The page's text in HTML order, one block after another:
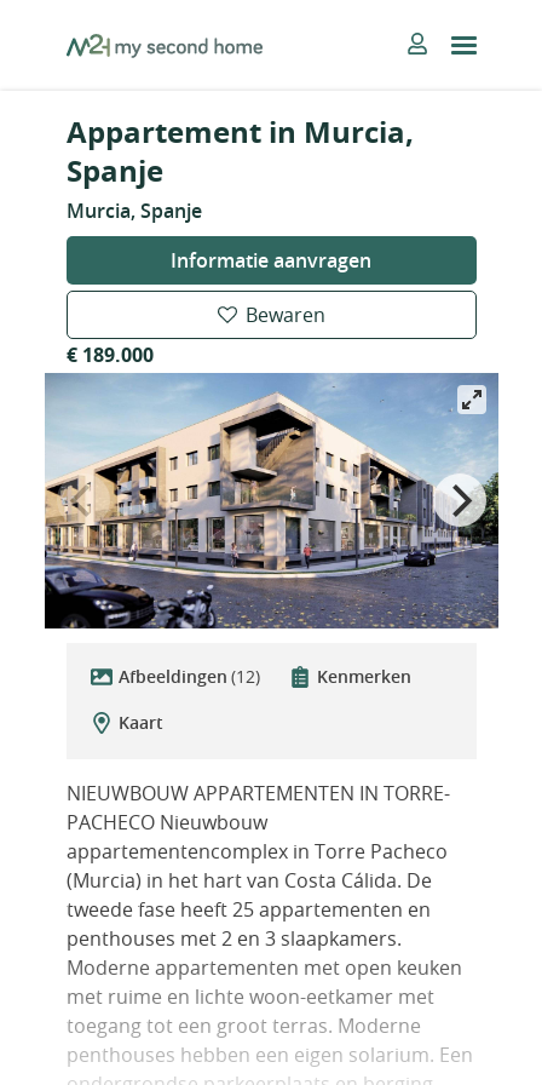
MySecondHome
Appartement in Murcia,
Spanje
Murcia, Spanje
Informatie aanvragen
Bewaren
€ 189.000
Afbeeldingen (12)
Kenmerken
Kaart
NIEUWBOUW APPARTEMENTEN IN TORRE-
PACHECO Nieuwbouw
appartementencomplex in Torre Pacheco
(Murcia) in het hart van Costa Cálida. De
tweede fase heeft 25 appartementen en
penthouses met 2 en 3 slaapkamers.
Moderne appartementen met open keuken
met ruime en lichte woon-eetkamer met
toegang tot een groot terras. Moderne
penthouses hebben een eigen solarium. Een